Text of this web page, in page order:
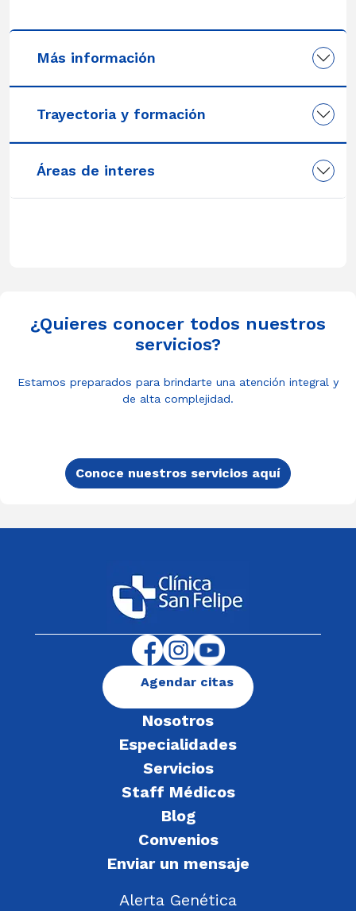
Más información
Trayectoria y formación
Áreas de interes
¿Quieres conocer todos nuestros
servicios?
Estamos preparados para brindarte una atención integral y
de alta complejidad.
Conoce nuestros servicios aquí
Nosotros
Especialidades
Servicios
Staff Médicos
Blog
Convenios
Enviar un mensaje
Alerta Genética
Agendar citas